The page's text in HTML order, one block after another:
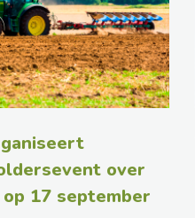
over
op 17 september